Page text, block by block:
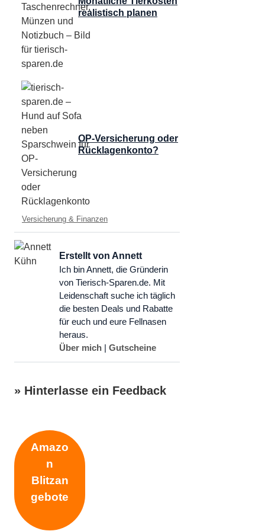
realistisch planen
OP-Versicherung oder
Rücklagenkonto?
Kategorien
Versicherung & Finanzen
Erstellt von Annett
Ich bin Annett, die Gründerin
von Tierisch-Sparen.de. Mit
Leidenschaft suche ich täglich
die besten Deals und Rabatte
für euch und eure Fellnasen
heraus.
Über mich| Gutscheine
» Hinterlasse ein Feedback
Schreibe einen Kommentar
Kommentar
Name
Amazo
n
Blitzan
gebote